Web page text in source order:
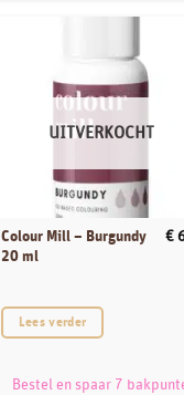
UITVERKOCHT
Colour Mill – Burgundy
20 ml
€
Lees verder
Bestel en spaar 7